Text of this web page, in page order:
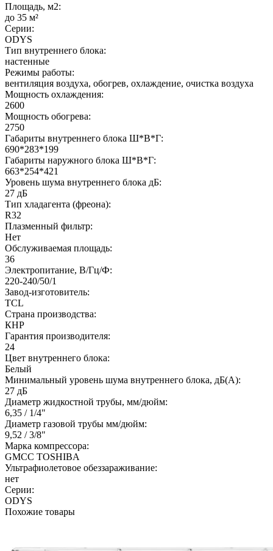
Площадь, м2:
до 35 м²
Серии:
ODYS
Тип внутреннего блока:
настенные
Режимы работы:
вентиляция воздуха, обогрев, охлаждение, очистка воздуха
Мощность охлаждения:
2600
Мощность обогрева:
2750
Габариты внутреннего блока Ш*В*Г:
690*283*199
Габариты наружного блока Ш*В*Г:
663*254*421
Уровень шума внутреннего блока дБ:
27 дБ
Тип хладагента (фреона):
R32
Плазменный фильтр:
Нет
Обслуживаемая площадь:
36
Электропитание, В/Гц/Ф:
220-240/50/1
Завод-изготовитель:
TCL
Страна производства:
КНР
Гарантия производителя:
24
Цвет внутреннего блока:
Белый
Минимальный уровень шума внутреннего блока, дБ(А):
27 дБ
Диаметр жидкостной трубы, мм/дюйм:
6,35 / 1/4"
Диаметр газовой трубы мм/дюйм:
9,52 / 3/8"
Марка компрессора:
GMCC TOSHIBA
Ультрафиолетовое обеззараживание:
нет
Серии:
ODYS
Похожие товары